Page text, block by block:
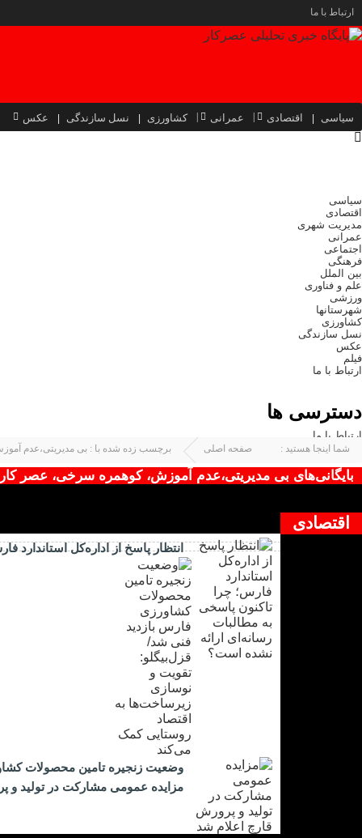
ارتباط با ما
سیاسی اقتصادی عمرانی کشاورزی نسل سازندگی عکس
سیاسی
اقتصادی
مدیریت شهری
عمرانی
اجتماعی
فرهنگی
بین الملل
علم و فناوری
ورزشی
شهرستانها
کشاورزی
نسل سازندگی
عکس
فیلم
ارتباط با ما
دسترسی ها
ارتباط با ما
شما اینجا هستید : صفحه اصلی برچسب زده شده با : بی مدیریتی،عدم
بایگانی‌های بی مدیریتی،عدم آموزش، کوهمره سرخی، عصر
اقتصادی
انتظار پاسخ از اداره‌کل
وضعیت زنجیره تامین محصولات
مزایده عمومی مشارکت در تولید و